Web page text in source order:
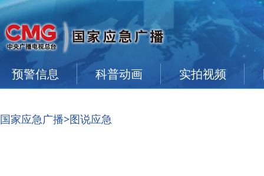
预警信息 科普动画 实拍视频
国家应急广播>图说应急